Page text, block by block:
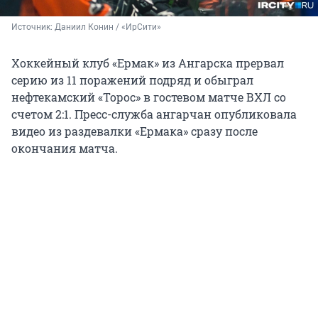
Источник: Даниил Конин / «ИрСити»
Хоккейный клуб «Ермак» из Ангарска прервал
серию из 11 поражений подряд и обыграл
нефтекамский «Торос» в гостевом матче ВХЛ со
счетом 2:1. Пресс-служба ангарчан опубликовала
видео из раздевалки «Ермака» сразу после
окончания матча.